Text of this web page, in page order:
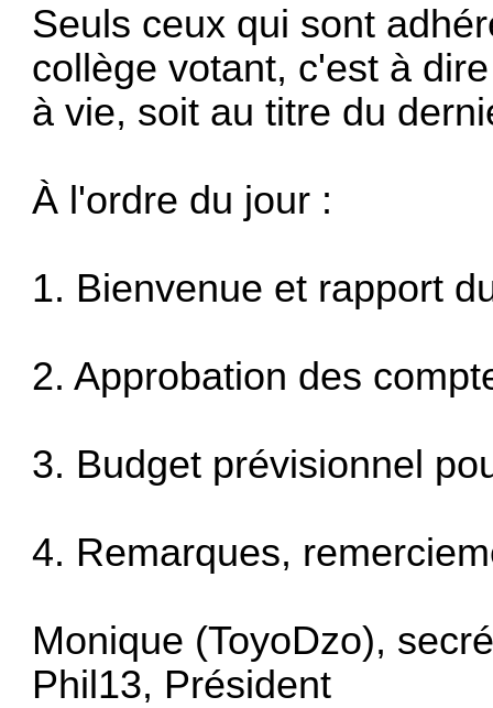
Seuls ceux qui sont
collège votant, c'est à
à vie, soit au titre du
À l'ordre du jour :
‪1. Bienvenue et rapport
‪2. Approbation des
‪3. Budget prévisionnel
‪4. Remarques,
Monique (ToyoDzo),
Phil13, Président